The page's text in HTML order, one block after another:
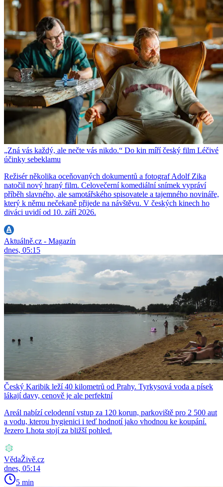
„Zná vás každý, ale nečte vás nikdo.“ Do kin míří český film Léčivé
účinky sebeklamu
Režisér několika oceňovaných dokumentů a fotograf Adolf Zika
natočil nový hraný film. Celovečerní komediální snímek vypráví
příběh slavného, ale samotářského spisovatele a tajemného novináře,
který k němu nečekaně přijede na návštěvu. V českých kinech ho
diváci uvidí od 10. září 2026.
Aktuálně.cz - Magazín
dnes, 05:15
Český Karibik leží 40 kilometrů od Prahy. Tyrkysová voda a písek
lákají davy, cenově je ale perfektní
Areál nabízí celodenní vstup za 120 korun, parkoviště pro 2 500 aut
a vodu, kterou hygienici i teď hodnotí jako vhodnou ke koupání.
Jezero Lhota stojí za bližší pohled.
VědaŽivě.cz
dnes, 05:14
5 min